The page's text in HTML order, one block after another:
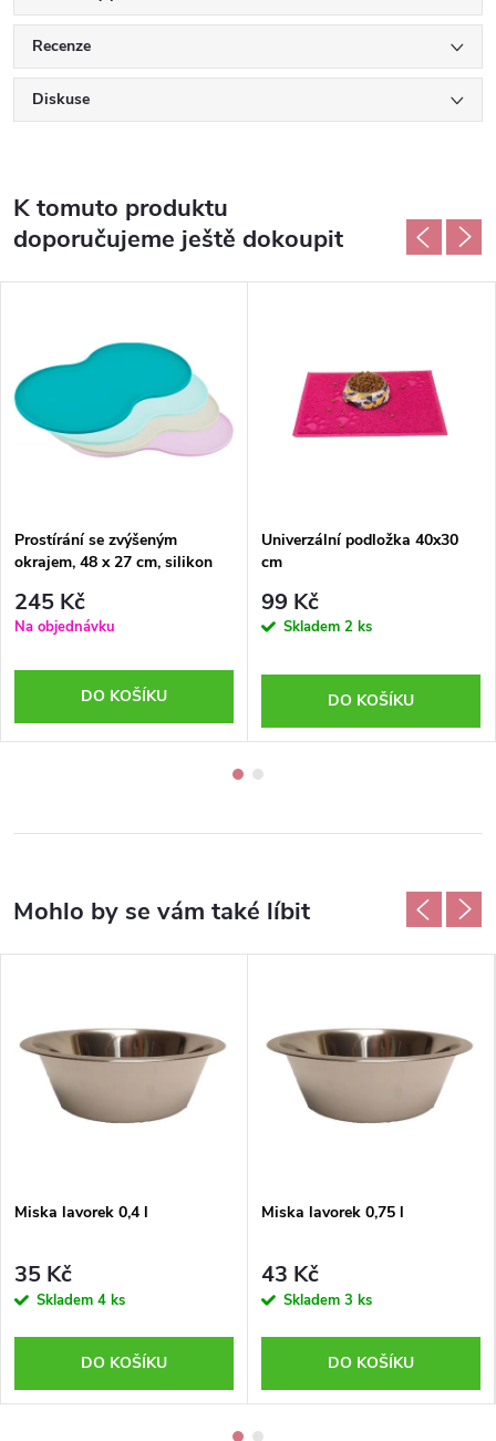
Recenze
Diskuse
K tomuto produktu
doporučujeme ještě dokoupit
Prostírání se zvýšeným
okrajem, 48 x 27 cm, silikon
245 Kč
Na objednávku
DO KOŠÍKU
Univerzální podložka 40x30
cm
99 Kč
Skladem 2 ks
DO KOŠÍKU
Miska lavorek 0,4 l
35 Kč
Skladem 4 ks
DO KOŠÍKU
Miska lavorek 0,75 l
43 Kč
Skladem 3 ks
DO KOŠÍKU